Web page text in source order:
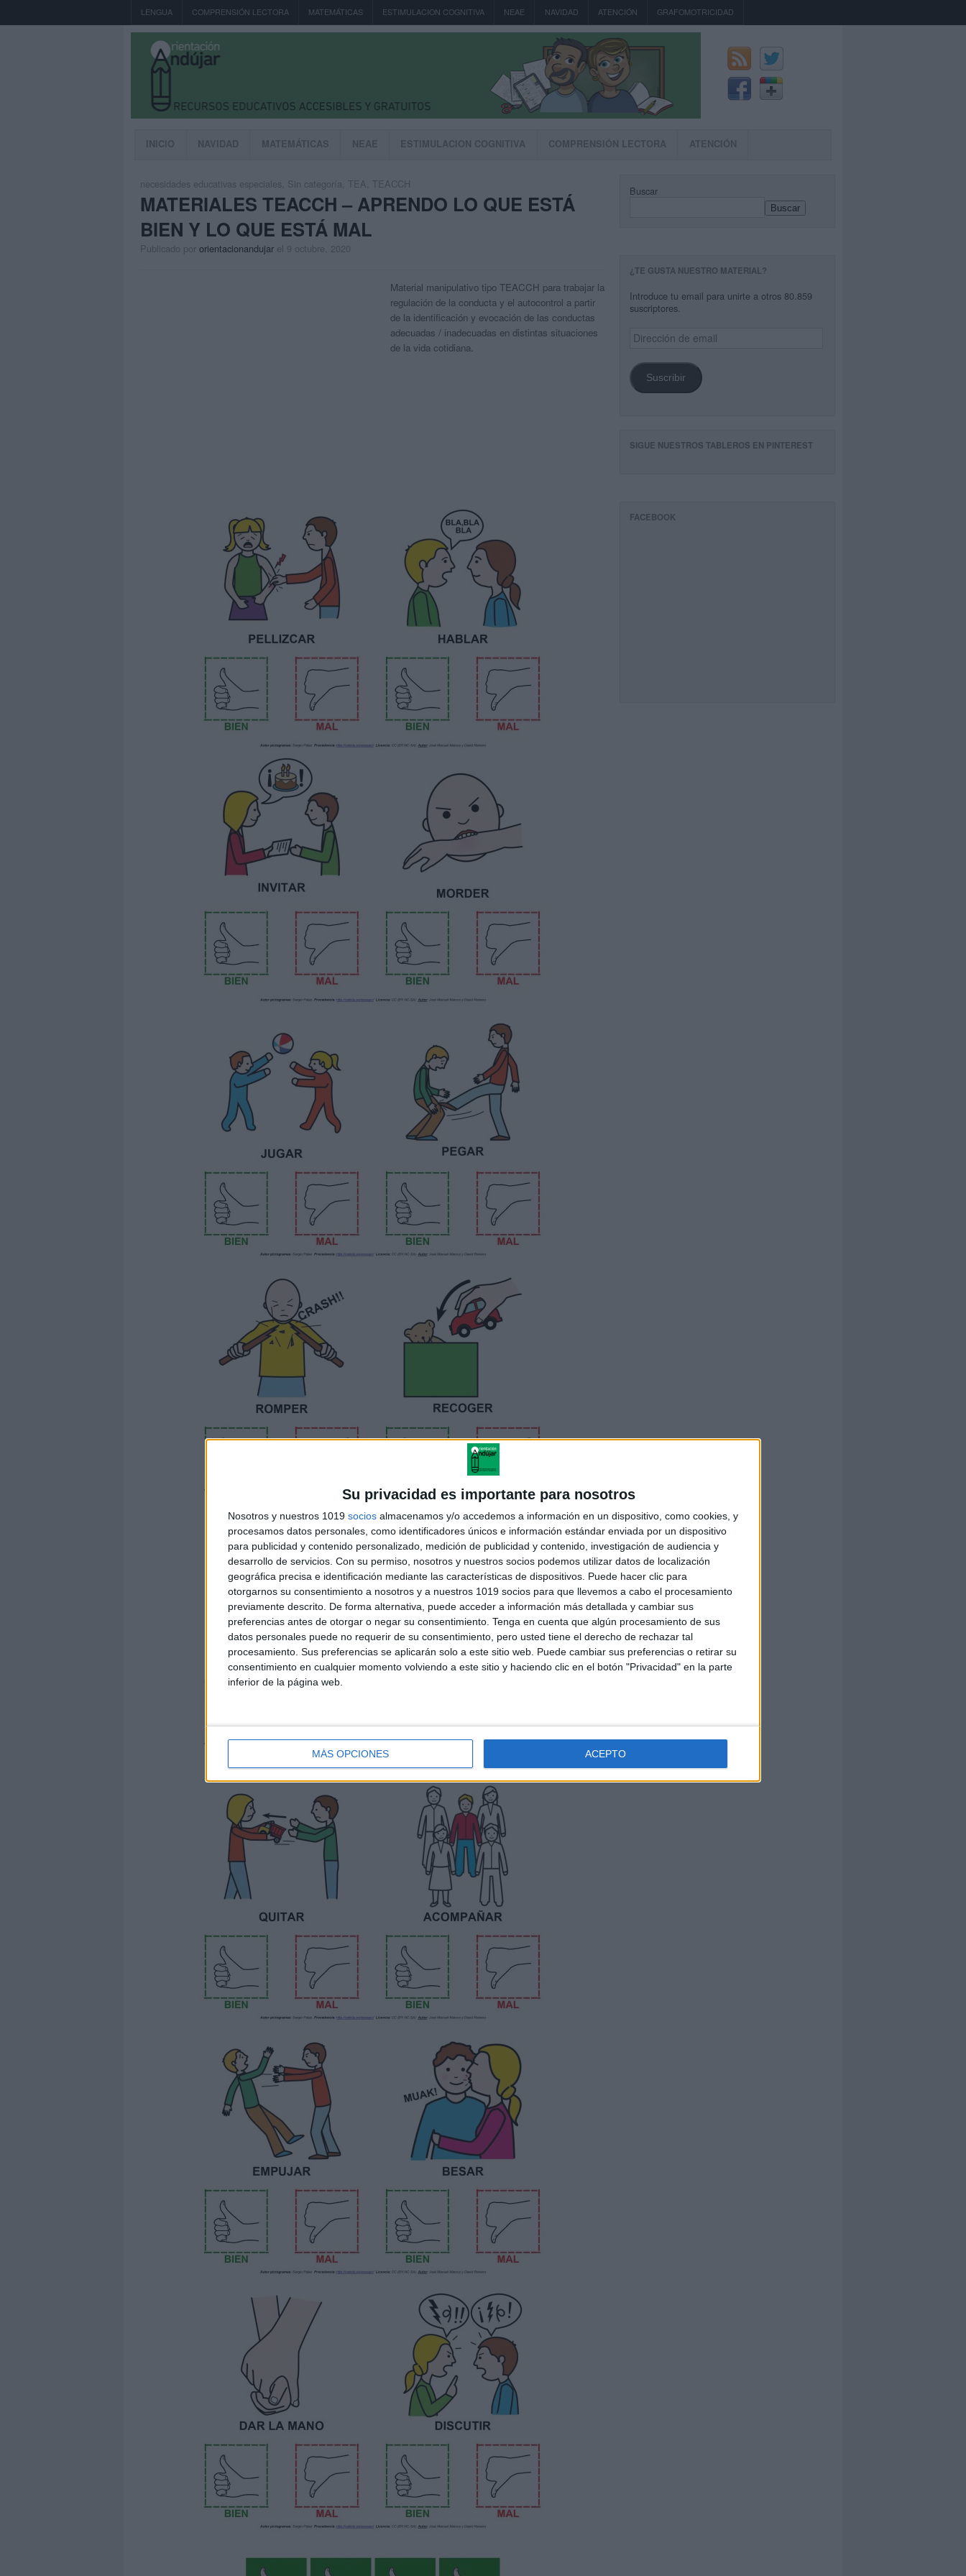
Su privacidad es importante para nosotros
Nosotros y nuestros 1019 socios almacenamos y/o accedemos a información en un dispositivo, como cookies, y
procesamos datos personales, como identificadores únicos e información estándar enviada por un dispositivo
para publicidad y contenido personalizado, medición de publicidad y contenido, investigación de audiencia y
desarrollo de servicios. Con su permiso, nosotros y nuestros socios podemos utilizar datos de localización
geográfica precisa e identificación mediante las características de dispositivos. Puede hacer clic para
otorgarnos su consentimiento a nosotros y a nuestros 1019 socios para que llevemos a cabo el procesamiento
previamente descrito. De forma alternativa, puede acceder a información más detallada y cambiar sus
preferencias antes de otorgar o negar su consentimiento. Tenga en cuenta que algún procesamiento de sus
datos personales puede no requerir de su consentimiento, pero usted tiene el derecho de rechazar tal
procesamiento. Sus preferencias se aplicarán solo a este sitio web. Puede cambiar sus preferencias o retirar su
consentimiento en cualquier momento volviendo a este sitio y haciendo clic en el botón "Privacidad" en la parte
inferior de la página web.
MÁS OPCIONES ACEPTO
LENGUA COMPRENSIÓN LECTORA MATEMÁTICAS ESTIMULACION COGNITIVA NEAE NAVIDAD ATENCIÓN GRAFOMOTRICIDAD
INICIO NAVIDAD MATEMÁTICAS NEAE ESTIMULACION COGNITIVA COMPRENSIÓN LECTORA ATENCIÓN
necesidades educativas especiales Sin categoría TEA TEACCH
MATERIALES TEACCH – APRENDO LO QUE ESTÁ
BIEN Y LO QUE ESTÁ MAL
Publicado por orientacionandujar el 9 octubre, 2020
Material manipulativo tipo TEACCH para trabajar la
regulación de la conducta y el autocontrol a partir
de la identificación y evocación de las conductas
adecuadas / inadecuadas en distintas situaciones
de la vida cotidiana.
Buscar
Buscar
¿TE GUSTA NUESTRO MATERIAL?
Introduce tu email para unirte a otros 80.859
suscriptores.
Dirección
de
Suscribir
SIGUE NUESTROS TABLEROS EN PINTEREST
FACEBOOK